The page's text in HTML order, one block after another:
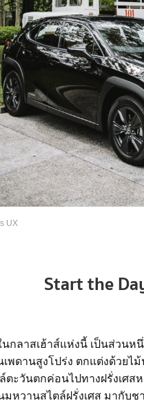
UX
Start the
นกลาสเฮ้าส์แห่งนี้ เป็นส่วน
ดานสูงโปร่ง ตกแต่งด้วยไ
ะวันตกค่อนไปทางฝรั่งเศส
หวานสไตล์ฝรั่งเศส มากับ